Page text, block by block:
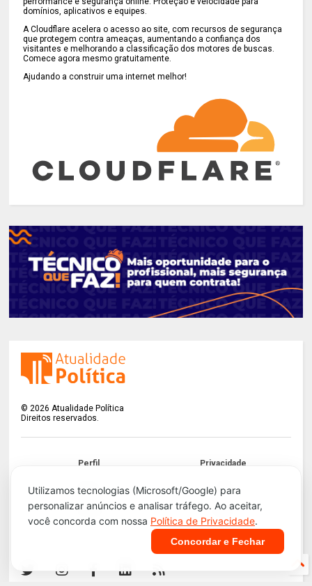
Utilizamos tecnologias (Microsoft/Google) para
personalizar anúncios e analisar tráfego. Ao aceitar,
você concorda com nossa Política de Privacidade.
Concordar e Fechar
domínios, aplicativos e equipes.
A Cloudflare acelera o acesso ao site, com recursos de segurança
que protegem contra ameaças, aumentando a confiança dos
visitantes e melhorando a classificação dos motores de buscas.
Comece agora mesmo gratuitamente.
Ajudando a construir uma internet melhor!
©2026 Atualidade Política
Direitos reservados.
Perfil Privacidade
Termos LGPD
Contato Apoie!